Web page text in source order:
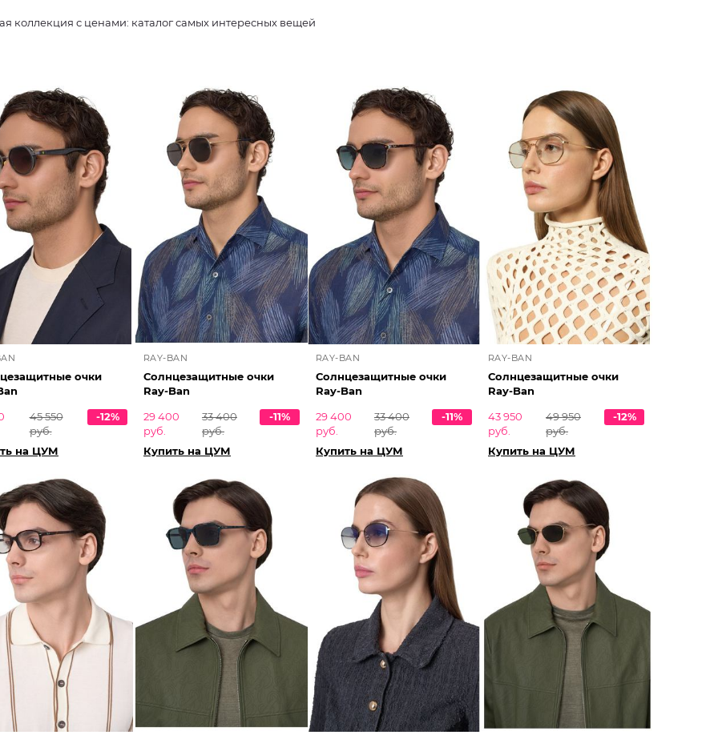
Женская коллекция с ценами: каталог самых интересных вещей
очки
45 550
руб.
-12%
на ЦУМ
RAY-BAN
Солнцезащитные очки
Ray-Ban
29 400
руб.
33 400
руб.
-11%
Купить на ЦУМ
RAY-BAN
Солнцезащитные очки
Ray-Ban
29 400
руб.
33 400
руб.
-11%
Купить на ЦУМ
RAY-BAN
Солнцезащитные очки
Ray-Ban
43 950
руб.
49 950
руб.
-12%
Купить на ЦУМ